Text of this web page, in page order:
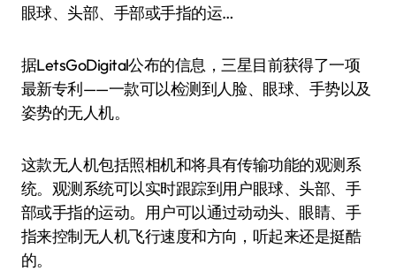
眼球、头部、手部或手指的运…
据LetsGoDigital公布的信息，三星目前获得了一项
最新专利——一款可以检测到人脸、眼球、手势以及
姿势的无人机。
这款无人机包括照相机和将具有传输功能的观测系
统。观测系统可以实时跟踪到用户眼球、头部、手
部或手指的运动。用户可以通过动动头、眼睛、手
指来控制无人机飞行速度和方向，听起来还是挺酷
的。